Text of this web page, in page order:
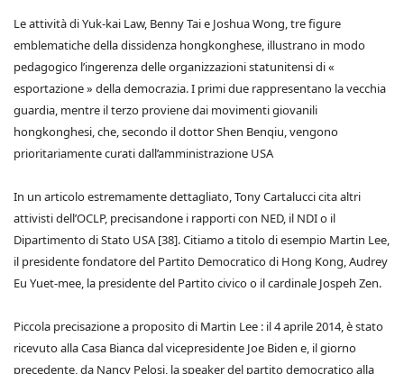
Le attività di Yuk-kai Law, Benny Tai e Joshua Wong, tre figure
emblematiche della dissidenza hongkonghese, illustrano in modo
pedagogico l’ingerenza delle organizzazioni statunitensi di «
esportazione » della democrazia. I primi due rappresentano la vecchia
guardia, mentre il terzo proviene dai movimenti giovanili
hongkonghesi, che, secondo il dottor Shen Benqiu, vengono
prioritariamente curati dall’amministrazione USA
In un articolo estremamente dettagliato, Tony Cartalucci cita altri
attivisti dell’OCLP, precisandone i rapporti con NED, il NDI o il
Dipartimento di Stato USA [38]. Citiamo a titolo di esempio Martin Lee,
il presidente fondatore del Partito Democratico di Hong Kong, Audrey
Eu Yuet-mee, la presidente del Partito civico o il cardinale Jospeh Zen.
Piccola precisazione a proposito di Martin Lee : il 4 aprile 2014, è stato
ricevuto alla Casa Bianca dal vicepresidente Joe Biden e, il giorno
precedente, da Nancy Pelosi, la speaker del partito democratico alla